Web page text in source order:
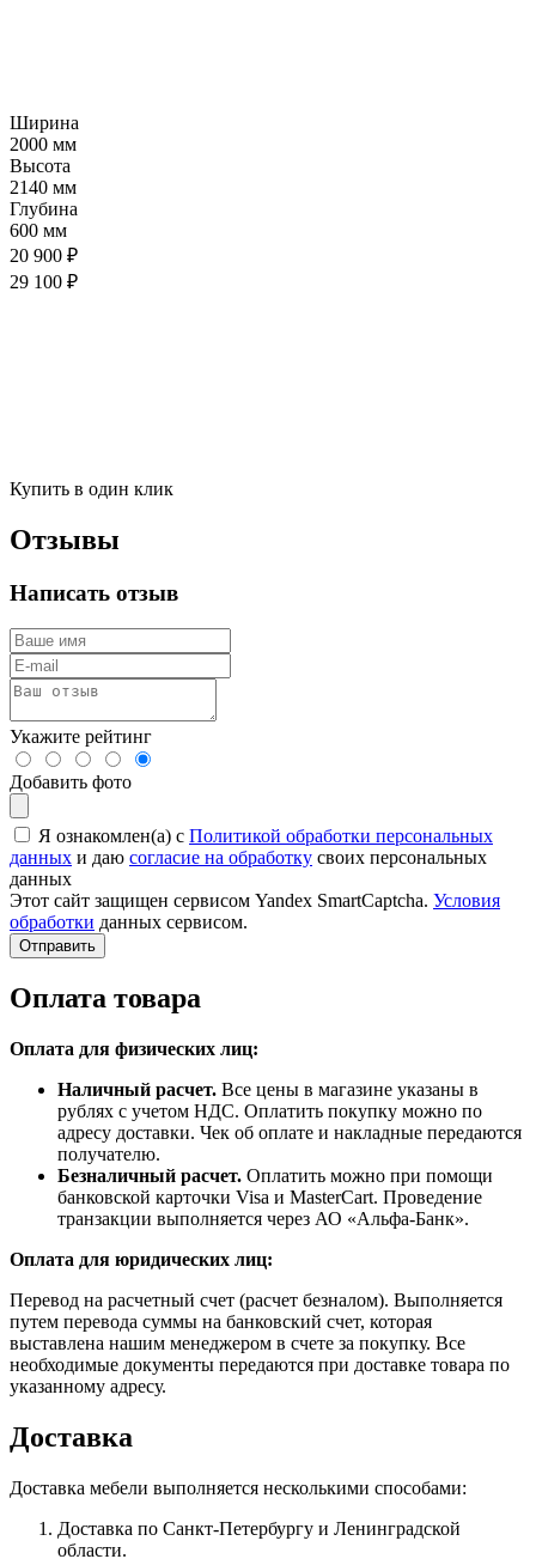
Ширина
2000 мм
Высота
2140 мм
Глубина
600 мм
20 900 ₽
29 100 ₽
Купить в один клик
Отзывы
Написать отзыв
Укажите рейтинг
Добавить фото
Я ознакомлен(а) с Политикой обработки персональных
данных и даю согласие на обработку своих персональных
данных
Этот сайт защищен сервисом Yandex SmartCaptcha. Условия
обработки данных сервисом.
Отправить
Оплата товара
Оплата для физических лиц:
Наличный расчет. Все цены в магазине указаны в
рублях с учетом НДС. Оплатить покупку можно по
адресу доставки. Чек об оплате и накладные передаются
получателю.
Безналичный расчет. Оплатить можно при помощи
банковской карточки Visa и MasterCart. Проведение
транзакции выполняется через АО «Альфа-Банк».
Оплата для юридических лиц:
Перевод на расчетный счет (расчет безналом). Выполняется
путем перевода суммы на банковский счет, которая
выставлена нашим менеджером в счете за покупку. Все
необходимые документы передаются при доставке товара по
указанному адресу.
Доставка
Доставка мебели выполняется несколькими способами:
Доставка по Санкт-Петербургу и Ленинградской
области.